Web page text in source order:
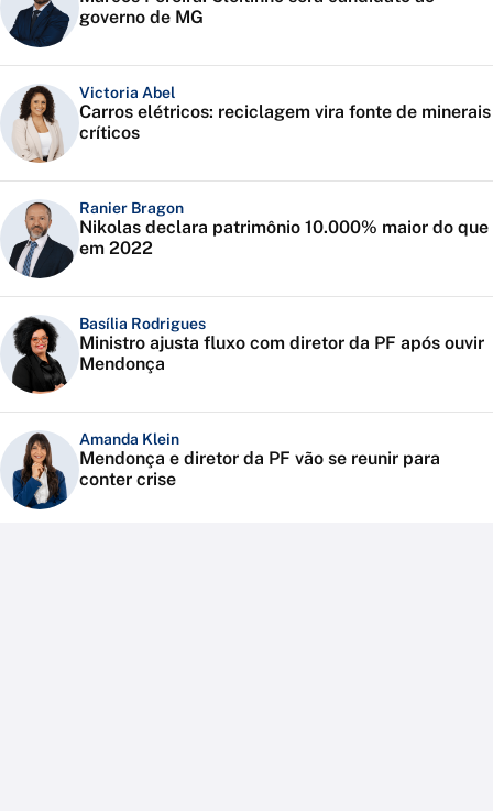
governo de MG
Victoria Abel
Carros elétricos: reciclagem vira fonte de minerais
críticos
Ranier Bragon
Nikolas declara patrimônio 10.000% maior do que
em 2022
Basília Rodrigues
Ministro ajusta fluxo com diretor da PF após ouvir
Mendonça
Amanda Klein
Mendonça e diretor da PF vão se reunir para
conter crise